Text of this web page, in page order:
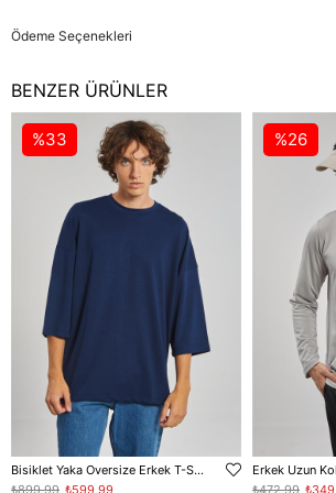
Ödeme Seçenekleri
BENZER ÜRÜNLER
Bisiklet Yaka Oversize Erkek T-Shirt - Lacivert
%33 %26